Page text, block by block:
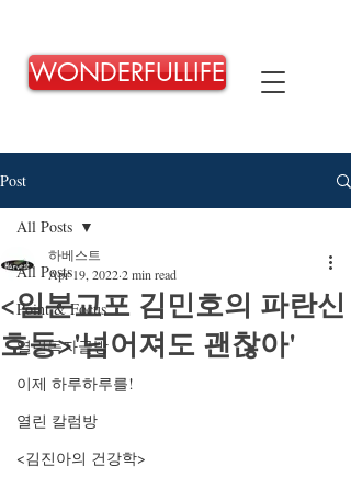
WONDERFULLIFE
Post
All Posts
Point & Focus
열린독자글방
이제 하루하루를!
열린 칼럼방
<김진아의 건강학>
All Posts
<일본교포 김민호의 파란신
호등>'넘어져도 괜찮아'
하베스트
Apr 19, 20222 min read